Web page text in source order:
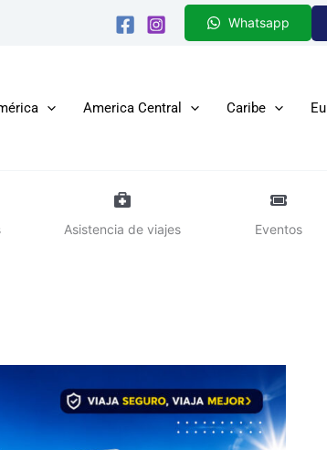
Whatsapp
America Central Caribe
Asistencia de viajes Eventos